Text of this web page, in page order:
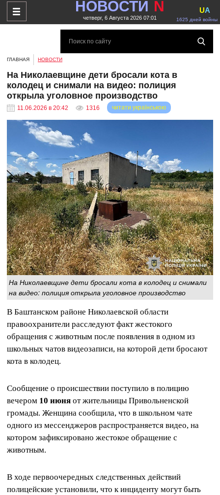
НОВОСТИ N
четверг, 6 Августа 2026 07:01 1625 дней войны
UA
ГЛАВНАЯ НОВОСТИ
На Николаевщине дети бросали кота в
колодец и снимали на видео: полиция
открыла уголовное производство
11.06.2026 в 20:42 1316 читати українською
На Николаевщине дети бросали кота в колодец и снимали
на видео: полиция открыла уголовное производство
В Баштанском районе Николаевской области
правоохранители расследуют факт жестокого
обращения с животным после появления в одном из
школьных чатов видеозаписи, на которой дети бросают
кота в колодец.
Сообщение о происшествии поступило в полицию
вечером 10 июня от жительницы Привольненской
громады. Женщина сообщила, что в школьном чате
одного из мессенджеров распространяется видео, на
котором зафиксировано жестокое обращение с
животным.
В ходе первоочередных следственных действий
полицейские установили, что к инциденту могут быть